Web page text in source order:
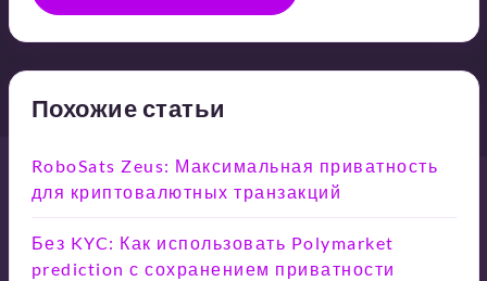
Похожие статьи
RoboSats Zeus: Максимальная приватность
для криптовалютных транзакций
Без KYC: Как использовать Polymarket
prediction с сохранением приватности